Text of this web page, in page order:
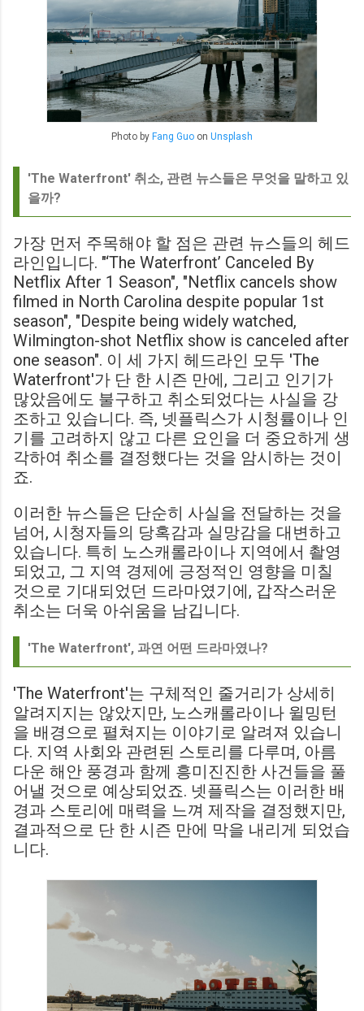
Photo by Fang Guo on Unsplash
'The Waterfront' 취소, 관련 뉴스들은 무엇을 말하고 있
을까?
가장 먼저 주목해야 할 점은 관련 뉴스들의 헤드
라인입니다. "‘The Waterfront’ Canceled By
Netflix After 1 Season", "Netflix cancels show
filmed in North Carolina despite popular 1st
season", "Despite being widely watched,
Wilmington-shot Netflix show is canceled after
one season". 이 세 가지 헤드라인 모두 'The
Waterfront'가 단 한 시즌 만에, 그리고 인기가
많았음에도 불구하고 취소되었다는 사실을 강
조하고 있습니다. 즉, 넷플릭스가 시청률이나 인
기를 고려하지 않고 다른 요인을 더 중요하게 생
각하여 취소를 결정했다는 것을 암시하는 것이
죠.
이러한 뉴스들은 단순히 사실을 전달하는 것을
넘어, 시청자들의 당혹감과 실망감을 대변하고
있습니다. 특히 노스캐롤라이나 지역에서 촬영
되었고, 그 지역 경제에 긍정적인 영향을 미칠
것으로 기대되었던 드라마였기에, 갑작스러운
취소는 더욱 아쉬움을 남깁니다.
'The Waterfront', 과연 어떤 드라마였나?
'The Waterfront'는 구체적인 줄거리가 상세히
알려지지는 않았지만, 노스캐롤라이나 윌밍턴
을 배경으로 펼쳐지는 이야기로 알려져 있습니
다. 지역 사회와 관련된 스토리를 다루며, 아름
다운 해안 풍경과 함께 흥미진진한 사건들을 풀
어낼 것으로 예상되었죠. 넷플릭스는 이러한 배
경과 스토리에 매력을 느껴 제작을 결정했지만,
결과적으로 단 한 시즌 만에 막을 내리게 되었습
니다.